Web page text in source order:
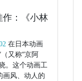
作：《小林
在日本动画
又称“京阿
。这个动画工
画风、动人的